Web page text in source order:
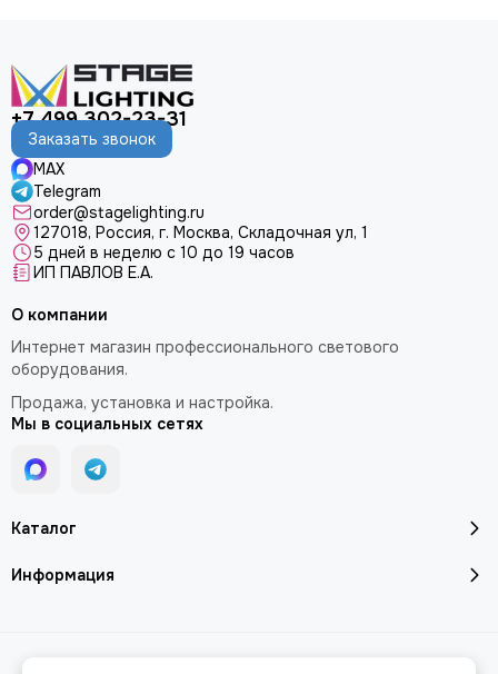
+7 499 302-23-31
Заказать звонок
MAX
Telegram
order@stagelighting.ru
127018, Россия, г. Москва, Складочная ул, 1
5 дней в неделю с 10 до 19 часов
ИП ПАВЛОВ Е.А.
Каталог
Информация
О компании
Интернет магазин профессионального светового
оборудования.
Продажа, установка и настройка.
Мы в социальных сетях